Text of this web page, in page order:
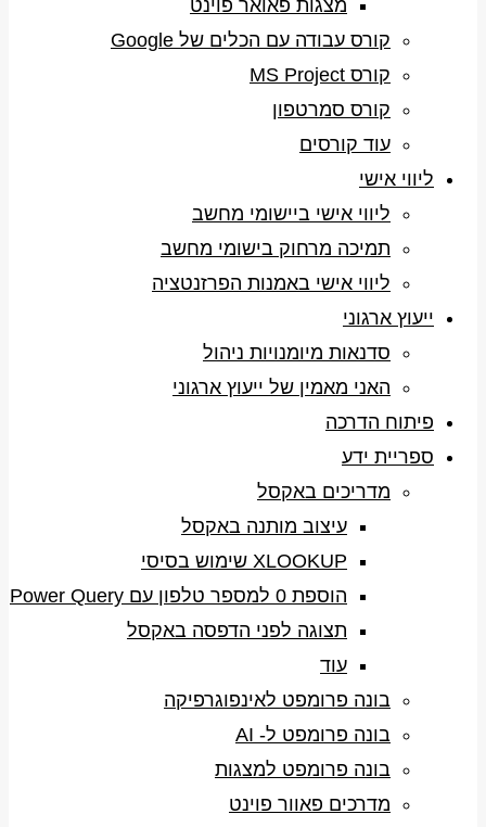
מצגות פאואר פוינט
קורס עבודה עם הכלים של Google
קורס MS Project
קורס סמרטפון
עוד קורסים
ליווי אישי
ליווי אישי ביישומי מחשב
תמיכה מרחוק בישומי מחשב
ליווי אישי באמנות הפרזנטציה
ייעוץ ארגוני
סדנאות מיומנויות ניהול
האני מאמין של ייעוץ ארגוני
פיתוח הדרכה
ספריית ידע
מדריכים באקסל
עיצוב מותנה באקסל
XLOOKUP שימוש בסיסי
הוספת 0 למספר טלפון עם Power Query
תצוגה לפני הדפסה באקסל
עוד
בונה פרומפט לאינפוגרפיקה
בונה פרומפט ל- AI
בונה פרומפט למצגות
מדרכים פאוור פוינט